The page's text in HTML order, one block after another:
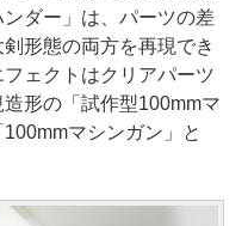
ダー」は、パーツの差
形態の両方を再現でき
ェクトはクリアパーツ
形の「試作型100mmマ
マシンガン」と